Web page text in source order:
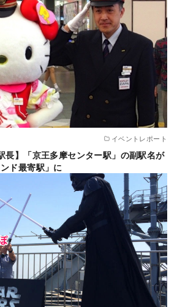
イベントレポート
長】「京王多摩センター駅」の副駅名が
ド最寄駅」に